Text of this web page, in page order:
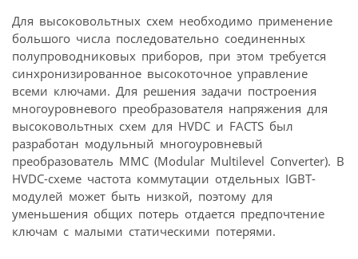
Для высоковольтных схем необходимо применение
большого числа последовательно соединенных
полупроводниковых приборов, при этом требуется
синхронизированное высоко­точное управление
всеми ключами. Для решения задачи построения
многоуровневого преобразователя напряжения для
высоковольтных схем для HVDC и FACTS был
разработан модульный многоуровневый
преобразователь MMC (Modular Multilevel Converter). В
HVDC-схеме частота коммутации отдельных IGBT-
модулей может быть низкой, поэтому для
уменьшения общих потерь отдается предпочтение
ключам с малыми статическими потерями.